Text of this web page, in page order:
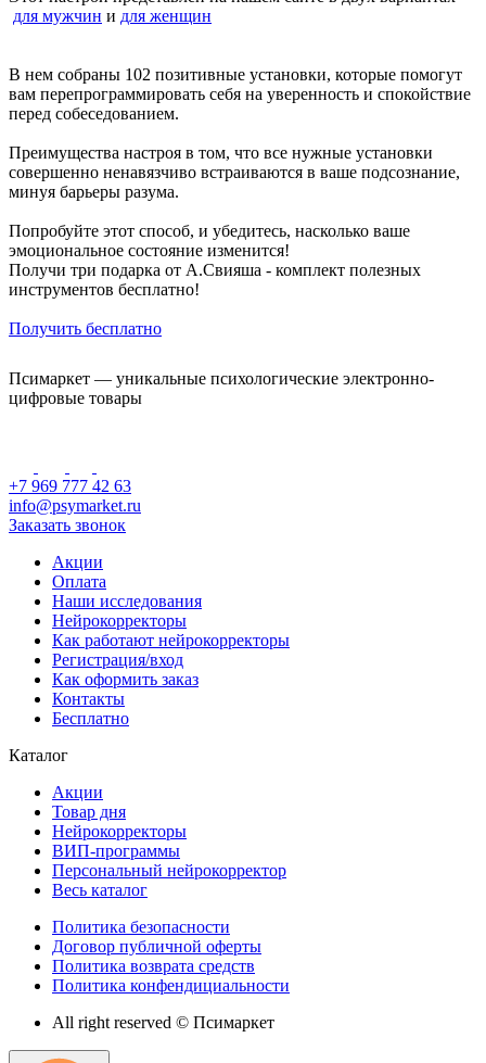
для мужчин и для женщин
В нем собраны 102 позитивные установки, которые помогут
вам перепрограммировать себя на уверенность и спокойствие
перед собеседованием.
Преимущества настроя в том, что все нужные установки
совершенно ненавязчиво встраиваются в ваше подсознание,
минуя барьеры разума.
Попробуйте этот способ, и убедитесь, насколько ваше
эмоциональное состояние изменится!
Получи три подарка от А.Свияша - комплект полезных
инструментов бесплатно!
Получить бесплатно
Псимаркет — уникальные психологические электронно-
цифровые товары
+7 969 777 42 63
info@psymarket.ru
Заказать звонок
Акции
Оплата
Наши исследования
Нейрокорректоры
Как работают нейрокорректоры
Регистрация/вход
Как оформить заказ
Контакты
Бесплатно
Каталог
Акции
Товар дня
Нейрокорректоры
ВИП-программы
Персональный нейрокорректор
Весь каталог
Политика безопасности
Договор публичной оферты
Политика возврата средств
Политика конфендициальности
All right reserved © Псимаркет